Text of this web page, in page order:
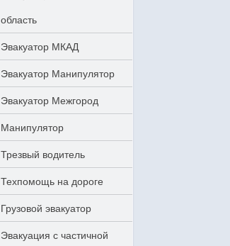
область
Эвакуатор МКАД
Эвакуатор Манипулятор
Эвакуатор Межгород
Манипулятор
Трезвый водитель
Техпомощь на дороге
Грузовой эвакуатор
Эвакуация с частичной